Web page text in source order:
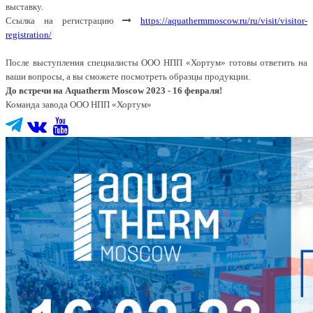
выставку.
Ссылка на регистрацию
https://aquathermmoscow.ru/ru/visit/visitor-
registration/
После выступления специалисты ООО НПП «Хортум» готовы ответить на
ваши вопросы, а вы сможете посмотреть образцы продукции.
До встречи на Aquatherm Moscow 2023 - 16 февраля!
Команда завода ООО НПП «Хортум»